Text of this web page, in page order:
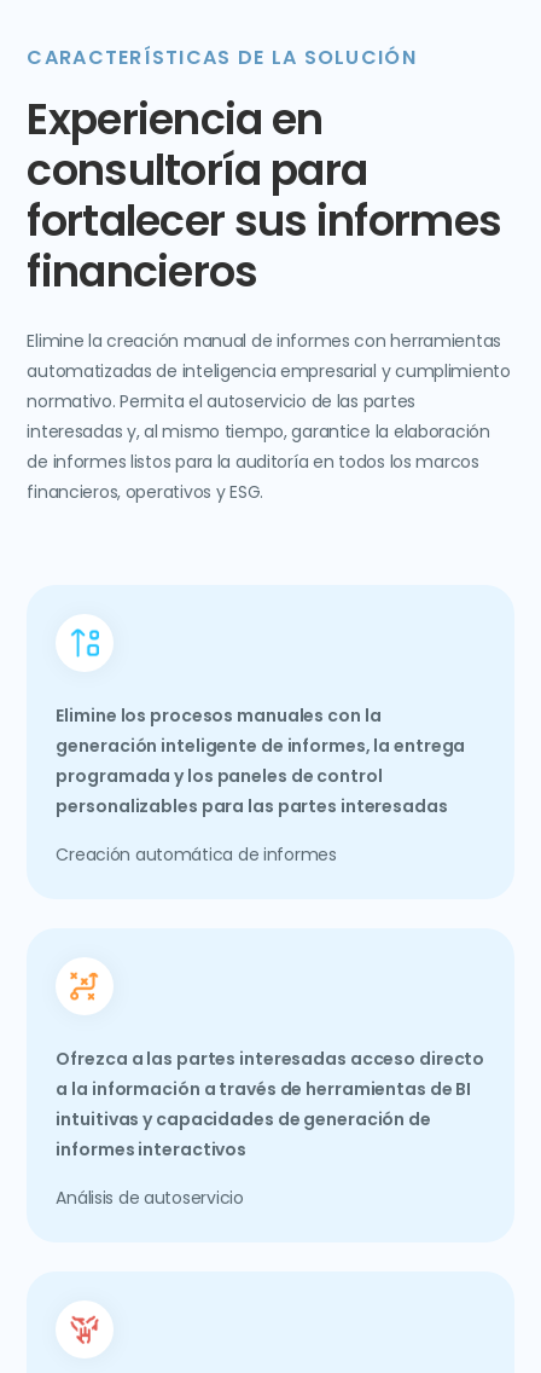
CARACTERÍSTICAS DE LA SOLUCIÓN
Experiencia en
consultoría para
fortalecer sus informes
financieros
Elimine la creación manual de informes con herramientas
automatizadas de inteligencia empresarial y cumplimiento
normativo. Permita el autoservicio de las partes
interesadas y, al mismo tiempo, garantice la elaboración
de informes listos para la auditoría en todos los marcos
financieros, operativos y ESG.
Elimine los procesos manuales con la
generación inteligente de informes, la entrega
programada y los paneles de control
personalizables para las partes interesadas
Creación automática de informes
Ofrezca a las partes interesadas acceso directo
a la información a través de herramientas de BI
intuitivas y capacidades de generación de
informes interactivos
Análisis de autoservicio